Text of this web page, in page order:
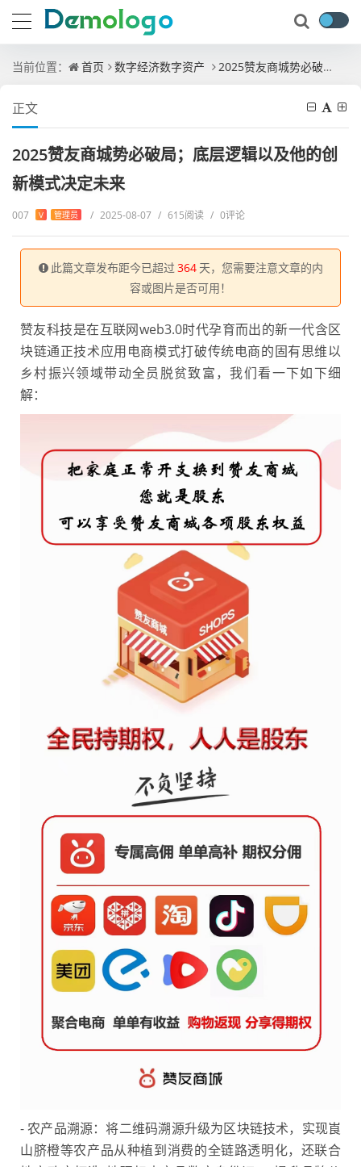
当前位置： 首页 数字经济数字资产 2025赞友商城势必破局；底层逻辑以及他的创新模式决定未来
正文
2025赞友商城势必破局；底层逻辑以及他的创
新模式决定未来
007 V 管理员 / 2025-08-07 / 615阅读 / 0评论
此篇文章发布距今已超过 364 天，您需要注意文章的内
容或图片是否可用！
赞友科技是在互联网web3.0时代孕育而出的新一代含区
块链通正技术应用电商模式打破传统电商的固有思维以
乡村振兴领域带动全员脱贫致富，我们看一下如下细
解：
- 农产品溯源：将二维码溯源升级为区块链技术，实现崀
山脐橙等农产品从种植到消费的全链路透明化，还联合